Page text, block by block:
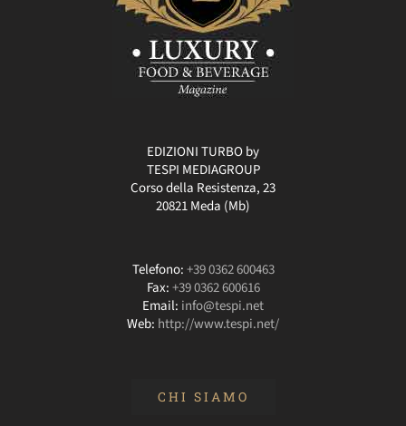
EDIZIONI TURBO by
TESPI MEDIAGROUP
Corso della Resistenza, 23
20821 Meda (Mb)
Telefono:+39 0362 600463
Fax:+39 0362 600616
Email: info@tespi.net
Web: http://www.tespi.net/
CHI SIAMO